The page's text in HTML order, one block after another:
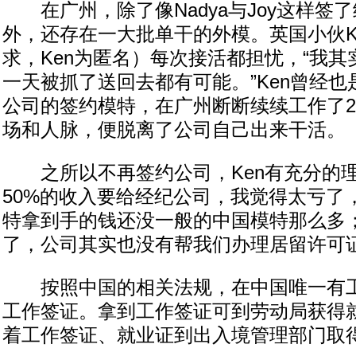
在广州，除了像Nadya与Joy这样签了
外，还存在一大批单干的外模。英国小伙
求，Ken为匿名）每次接活都担忧，“我其
一天被抓了送回去都有可能。”Ken曾经
公司的签约模特，在广州断断续续工作了
场和人脉，便脱离了公司自己出来干活。
之所以不再签约公司，Ken有充分的理
50%的收入要给经纪公司，我觉得太亏了
特拿到手的钱还没一般的中国模特那么多
了，公司其实也没有帮我们办理居留许可
按照中国的相关法规，在中国唯一有
工作签证。拿到工作签证可到劳动局获得
着工作签证、就业证到出入境管理部门取